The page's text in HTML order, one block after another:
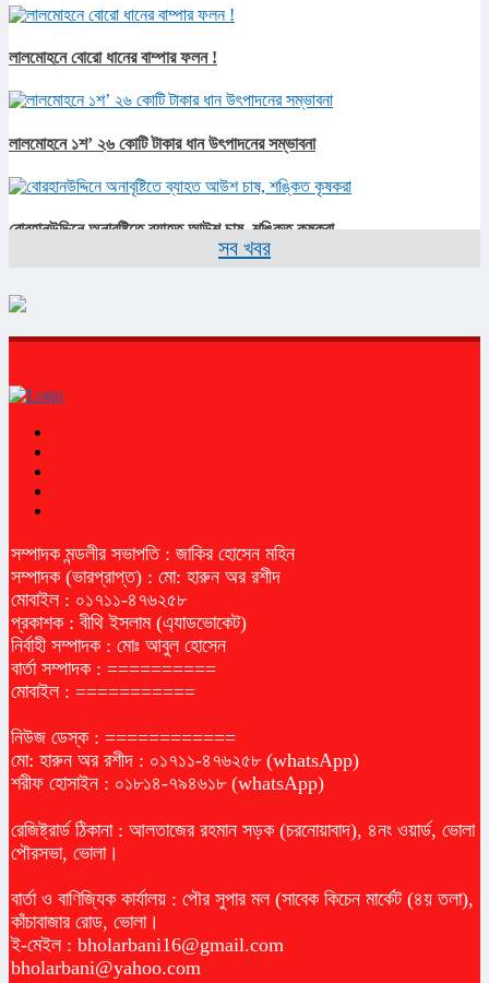
লালমোহনে বোরো ধানের বাম্পার ফলন !
লালমোহনে ১শ’ ২৬ কোটি টাকার ধান উৎপাদনের সম্ভাবনা
বোরহানউদ্দিনে অনাবৃষ্টিতে ব্যাহত আউশ চাষ, শঙ্কিত কৃষকরা
সব খবর
সম্পাদক মন্ডলীর সভাপতি : জাকির হোসেন মহিন
সম্পাদক (ভারপ্রাপ্ত) : মো: হারুন অর রশীদ
মোবাইল : ০১৭১১-৪৭৬২৫৮
প্রকাশক : বীথি ইসলাম (এ্যাডভোকেট)
নির্বাহী সম্পাদক : মোঃ আবুল হোসেন
বার্তা সম্পাদক : ==========
মোবাইল : ===========
নিউজ ডেস্ক : ============
মো: হারুন অর রশীদ : ০১৭১১-৪৭৬২৫৮ (whatsApp)
শরীফ হোসাইন : ০১৮১৪-৭৯৪৬১৮ (whatsApp)
রেজিষ্ট্রার্ড ঠিকানা : আলতাজের রহমান সড়ক (চরনোয়াবাদ), ৪নং ওয়ার্ড, ভোলা
পৌরসভা, ভোলা।
বার্তা ও বাণিজ্যিক কার্যালয় : পৌর সুপার মল (সাবেক কিচেন মার্কেট (৪য় তলা),
কাঁচাবাজার রোড, ভোলা।
ই-মেইল : bholarbani16@gmail.com
bholarbani@yahoo.com